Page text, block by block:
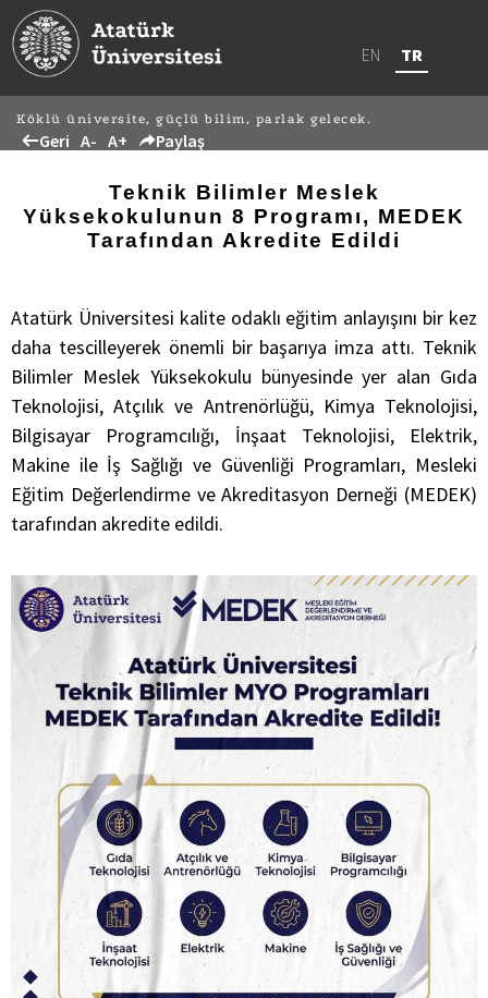
EN TR
Köklü üniversite, güçlü bilim, parlak gelecek.
Geri A- A+ Paylaş
Teknik Bilimler Meslek
Yüksekokulunun 8 Programı, MEDEK
Tarafından Akredite Edildi
Atatürk Üniversitesi kalite odaklı eğitim anlayışını bir kez
daha tescilleyerek önemli bir başarıya imza attı. Teknik
Bilimler Meslek Yüksekokulu bünyesinde yer alan Gıda
Teknolojisi, Atçılık ve Antrenörlüğü, Kimya Teknolojisi,
Bilgisayar Programcılığı, İnşaat Teknolojisi, Elektrik,
Makine ile İş Sağlığı ve Güvenliği Programları, Mesleki
Eğitim Değerlendirme ve Akreditasyon Derneği (MEDEK)
tarafından akredite edildi.